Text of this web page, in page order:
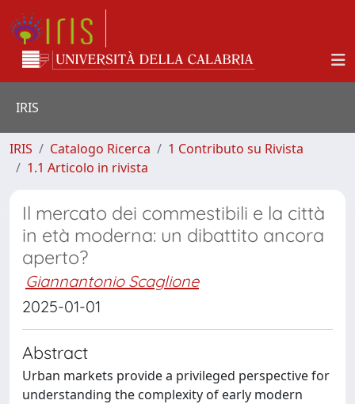
IRIS
IRIS Catalogo Ricerca
1 Contributo su Rivista
1.1 Articolo in rivista
Il mercato dei commestibili e la città
in età moderna: un dibattito ancora
aperto?
Giannantonio Scaglione
2025-01-01
Abstract
Urban markets provide a privileged perspective for
understanding the complexity of early modern